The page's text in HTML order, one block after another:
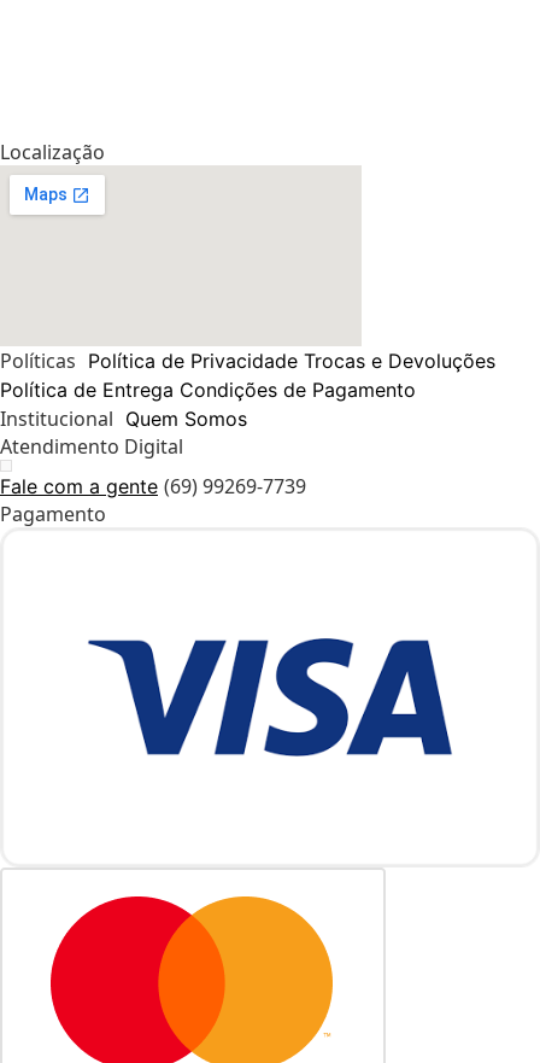
Localização
Políticas Política de Privacidade Trocas e Devoluções
Política de Entrega Condições de Pagamento
Institucional Quem Somos
Atendimento Digital
Fale com a gente (69) 99269-7739
Pagamento